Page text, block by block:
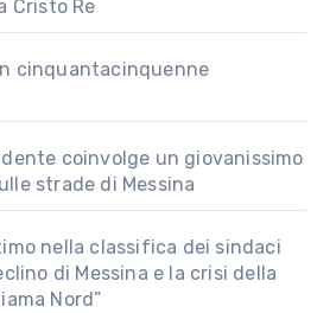
Cristo Re
cinquantacinquenne
coinvolge un giovanissimo
strade di Messina
nella classifica dei sindaci
di Messina e la crisi della
Nord”